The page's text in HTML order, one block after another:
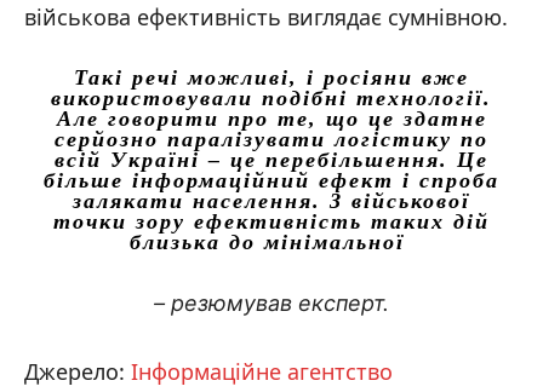
військова ефективність виглядає сумнівною.
Такі речі можливі, і росіяни вже
використовували подібні технології.
Але говорити про те, що це здатне
серйозно паралізувати логістику по
всій Україні – це перебільшення. Це
більше інформаційний ефект і спроба
залякати населення. З військової
точки зору ефективність таких дій
близька до мінімальної
– резюмував експерт.
Джерело: Інформаційне агентство